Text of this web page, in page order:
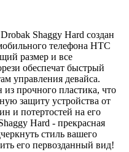
Shaggy Hard создан
телефона HTC
размер и все
обеспечат быстрый
управления девайса.
из прочного пластика, что
защиту устройства от
и потертостей на его
Hard - прекрасная
стиль вашего
его первозданный вид!